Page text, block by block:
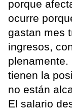
porque
ocurre
gastan mes
ingresos,
tienen la
no están
El salario